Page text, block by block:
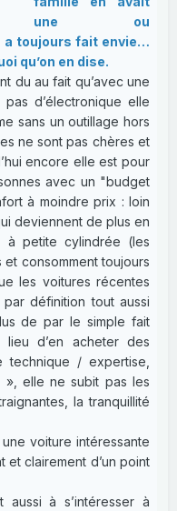
une ou
a toujours fait envie…
qu’on en dise.
du au fait qu’avec une
d’électronique elle
sans un outillage hors
ne sont pas chères et
encore elle est pour
avec un "budget
à moindre prix : loin
deviennent de plus en
à petite cylindrée (les
consomment toujours
les voitures récentes
définition tout aussi
de par le simple fait
lieu d’en acheter des
/ expertise,
», elle ne subit pas les
la tranquillité
voiture intéressante
et clairement d’un point
aussi à s’intéresser à